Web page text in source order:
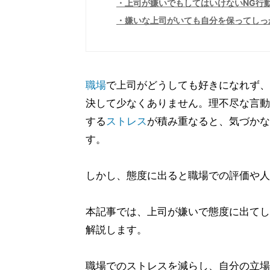
上司が嫌いでもしてはいけないNG行
嫌いな上司がいても自分を保ってし
職場で上司がどうしても好きになれず
決して少なくありません。理不尽な言
するストレスが積み重なると、気づか
す。
しかし、態度に出ると職場での評価や
本記事では、上司が嫌いで態度に出て
解説します。
職場でのストレスを減らし、自分の立